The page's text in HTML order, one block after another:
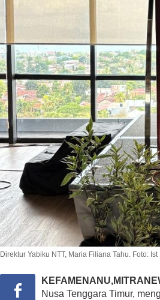
Direktur Yabiku NTT, Maria Filiana Tahu. Foto: Ist
Nusa Tenggara Timur,